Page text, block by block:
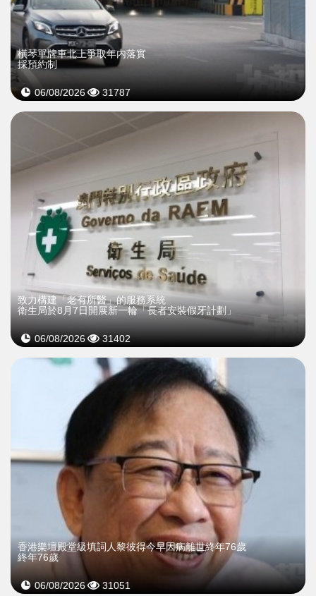
橫琴單牌車北上爭取年内落實
採預約制
06/08/2026 31787
致力構建「老有所醫」的服務系統
衛生局於8月7日開展新一輪「長者安裝假牙計劃」
06/08/2026 31402
​香港樂壇殿堂級填詞人黎彼得今早因病離世終年76歲
終年76歲
06/08/2026 31051